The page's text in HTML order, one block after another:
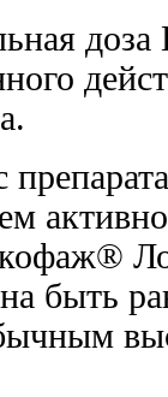
быть